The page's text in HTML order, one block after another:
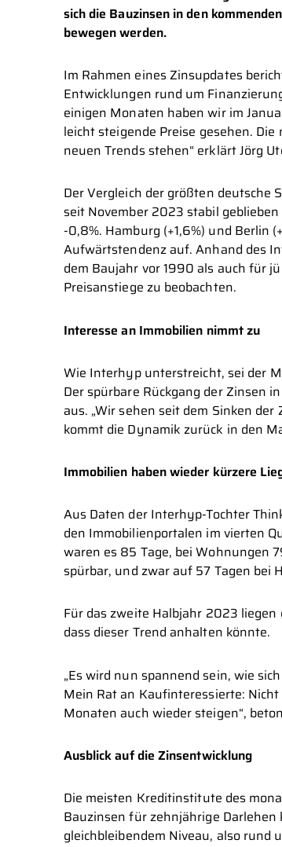
sich die Bauzinsen in den
bewegen werden.
Im Rahmen eines Zinsupdates
Entwicklungen rund um
einigen Monaten haben wir im
leicht steigende Preise gesehen.
neuen Trends stehen“ erklärt Jörg
Der Vergleich der größten deutsche
seit November 2023 stabil
-0,8%. Hamburg (+1,6%) und Berlin
Aufwärtstendenz auf. Anhand des
dem Baujahr vor 1990 als auch für
Preisanstiege zu beobachten.
Interesse an Immobilien nimmt zu
Wie Interhyp unterstreicht, sei der
Der spürbare Rückgang der Zinsen
aus. „Wir sehen seit dem Sinken
kommt die Dynamik zurück in den
Immobilien haben wieder kürzere
Aus Daten der Interhyp-Tochter
den Immobilienportalen im vierten
waren es 85 Tage, bei Wohnungen
spürbar, und zwar auf 57 Tagen bei
Für das zweite Halbjahr 2023 liegen
dass dieser Trend anhalten könnte.
„Es wird nun spannend sein, wie
Mein Rat an Kaufinteressierte:
Monaten auch wieder steigen“,
Ausblick auf die Zinsentwicklung
Die meisten Kreditinstitute des
Bauzinsen für zehnjährige
gleichbleibendem Niveau, also rund